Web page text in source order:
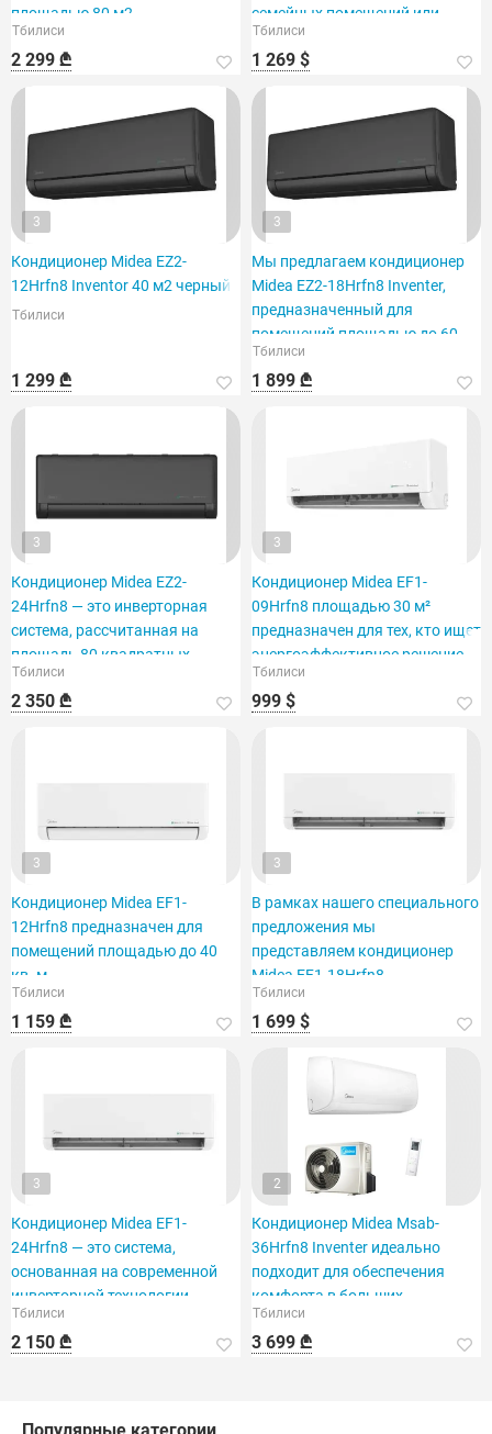
площадью 80 м2.
Тбилиси
2 299 ₾
семейных помещений или
офисов.
Тбилиси
1 269 $
3
Кондиционер Midea EZ2-
12Hrfn8 Inventor 40 м2 черный
Тбилиси
1 299 ₾
3
Мы предлагаем кондиционер
Midea EZ2-18Hrfn8 Inventer,
предназначенный для
помещений площадью до 60
м².
Тбилиси
1 899 ₾
3
Кондиционер Midea EZ2-
24Hrfn8 — это инверторная
система, рассчитанная на
площадь 80 квадратных
метров.
Тбилиси
2 350 ₾
3
Кондиционер Midea EF1-
09Hrfn8 площадью 30 м²
предназначен для тех, кто ищет
энергоэффективное решение.
Тбилиси
999 $
3
Кондиционер Midea EF1-
12Hrfn8 предназначен для
помещений площадью до 40
кв. м.
Тбилиси
1 159 ₾
3
В рамках нашего специального
предложения мы
представляем кондиционер
Midea EF1-18Hrfn8,
рассчитанный на площадь 60
кв. футов.
Тбилиси
1 699 $
3
Кондиционер Midea EF1-
24Hrfn8 — это система,
основанная на современной
инверторной технологии.
Тбилиси
2 150 ₾
2
Кондиционер Midea Msab-
36Hrfn8 Inventer идеально
подходит для обеспечения
комфорта в больших
помещениях.
Тбилиси
3 699 ₾